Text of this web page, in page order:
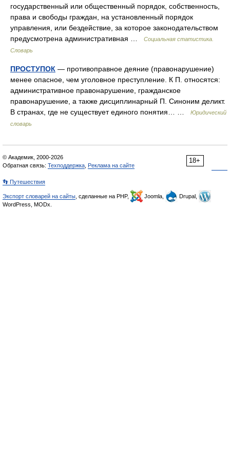
государственный или общественный порядок, собственность,
права и свободы граждан, на установленный порядок
управления, или бездействие, за которое законодательством
предусмотрена административная …
Социальная статистика.
Словарь
ПРОСТУПОК — противоправное деяние (правонарушение)
менее опасное, чем уголовное преступление. К П. относятся:
административное правонарушение, гражданское
правонарушение, а также дисциплинарный П. Синоним деликт.
В странах, где не существует единого понятия… …
Юридический
словарь
18+
© Академик, 2000-2026
Обратная связь: Техподдержка Реклама на сайте
👣 Путешествия
Экспорт словарей на сайты , сделанные на PHP, Joomla,
Drupal,
WordPress, MODx.